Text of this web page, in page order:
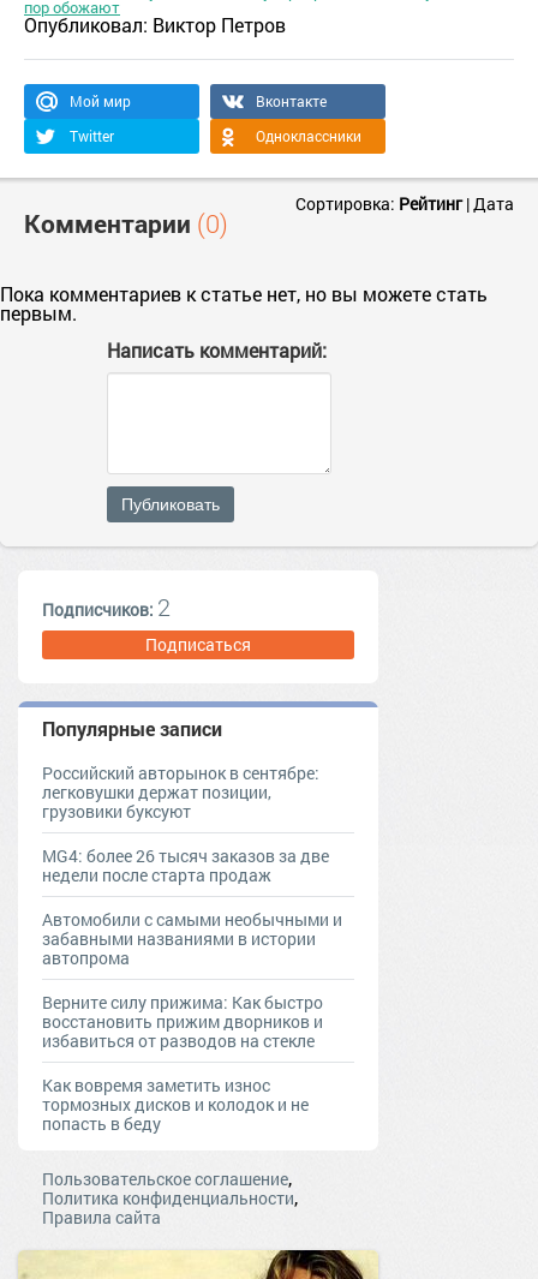
пор обожают
Опубликовал: Виктор Петров
Мой мир
Вконтакте
Twitter
Одноклассники
Комментарии (0)
Сортировка: Рейтинг|Дата
Пока комментариев к статье нет, но вы можете стать
первым.
Написать комментарий:
Публиковать
Подписчиков: 2
Подписаться
Популярные записи
Российский авторынок в сентябре:
легковушки держат позиции,
грузовики буксуют
MG4: более 26 тысяч заказов за две
недели после старта продаж
Автомобили с самыми необычными и
забавными названиями в истории
автопрома
Верните силу прижима: Как быстро
восстановить прижим дворников и
избавиться от разводов на стекле
Как вовремя заметить износ
тормозных дисков и колодок и не
попасть в беду
Пользовательское соглашение,
Политика конфиденциальности,
Правила сайта